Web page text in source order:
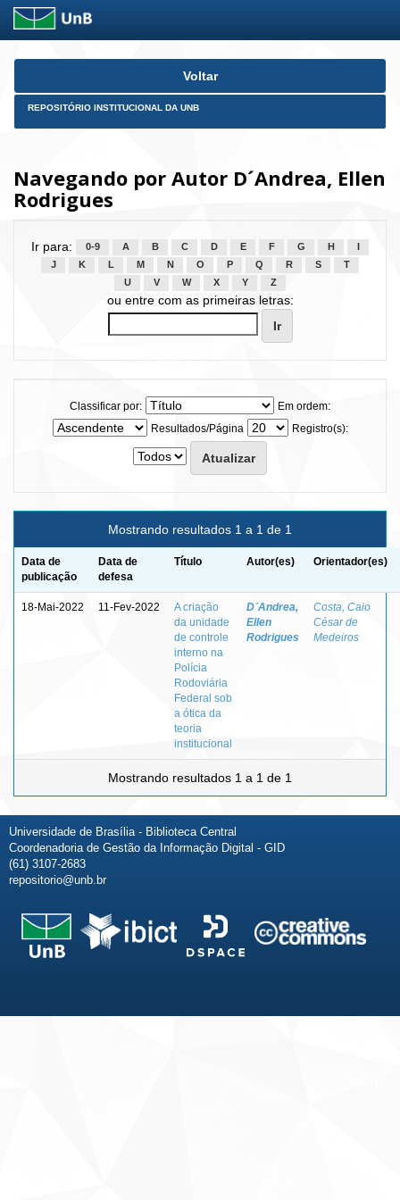
Skip
Voltar
REPOSITÓRIO INSTITUCIONAL DA UNB
Navegando por Autor D´Andrea, Ellen
Rodrigues
Ir para: 0-9 A B C D E F G H
J
K L M N O P Q R S
T
U
V W X Y Z
ou entre com as primeiras letras:
Classificar por:
Em ordem:
Resultados/Página
Registro(s):
Mostrando resultados 1 a 1 de 1
Data de
publicação
Data de
defesa
Título Autor(es) Orientador(es)
18-Mai-2022 11-Fev-2022
A criação
da unidade
de controle
interno na
Polícia
Rodoviária
Federal sob
a ótica da
teoria
institucional
D´Andrea,
Ellen
Rodrigues
Costa, Caio
César de
Medeiros
Mostrando resultados 1 a 1 de 1
Universidade de Brasília - Biblioteca Central
Coordenadoria de Gestão da Informação Digital - GID
(61) 3107-2683
repositorio@unb.br